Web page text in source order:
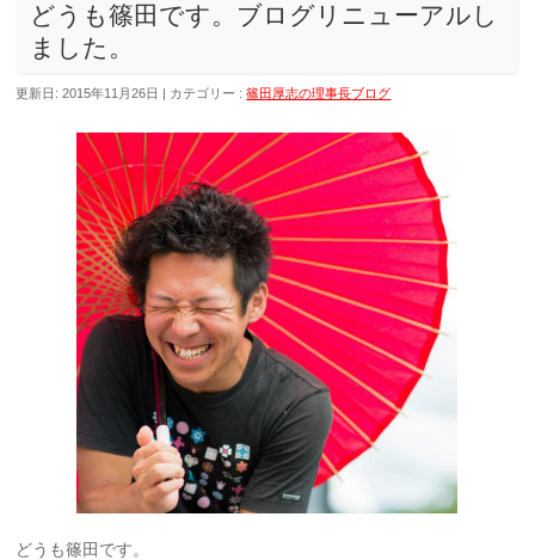
どうも篠田です。ブログリニューアルし
ました。
更新日: 2015年11月26日 カテゴリー :篠田厚志の理事長ブログ
どうも篠田です。